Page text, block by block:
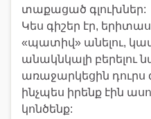
տաքացած գլուխներ:
Կես գիշեր էր,
«պատիվ» անելու, կամ
անակնկալի բերելու
առաջարկեցին դուրս
ինչպես իրենք էին
կոնծենք: